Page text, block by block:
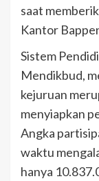
saat
Kantor
Sistem
Mendikbud,
kejuruan
menyiapkan
Angka
waktu
hanya